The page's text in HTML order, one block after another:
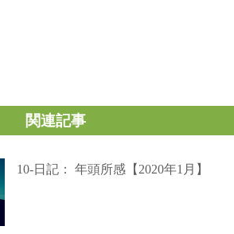
関連記事
10-日記： 年頭所感【2020年1月】